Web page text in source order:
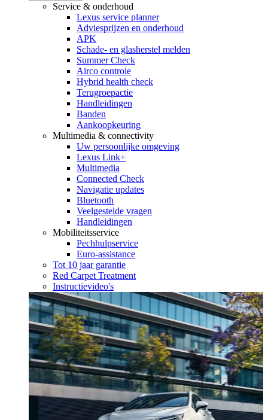
Service & onderhoud
Lexus service planner
Adviesprijzen en onderhoud
APK
Schade- en glasherstel melden
Summer Check
Airco controle
Hybrid health check
Terugroepactie
Handleidingen
Banden
Aankoopkeuring
Multimedia & connectivity
Uw persoonlijke omgeving
Lexus Link+
Multimedia
Connected Check
Navigatie updates
Bluetooth
Veelgestelde vragen
Handleidingen
Mobiliteitsservice
Pechhulpservice
Euro-assistance
Tot 10 jaar garantie
Red Carpet Treatment
Instructievideo's